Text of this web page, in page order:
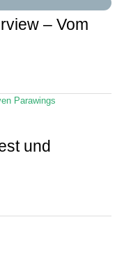
– Vom
Parawings
und